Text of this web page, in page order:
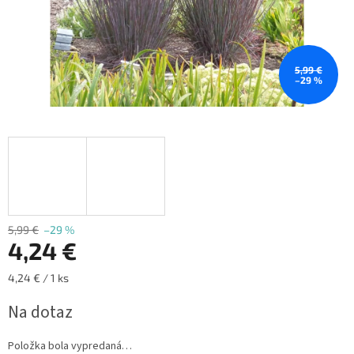
5,99 €
–29 %
5,99 € –29 %
4,24 €
Jednotková
4,24 € / 1 ks
Na dotaz
Položka bola vypredaná…